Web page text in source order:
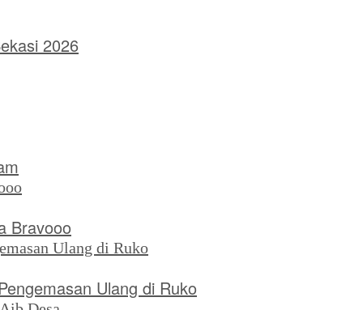
2026
Bravooo
Ulang di Ruko